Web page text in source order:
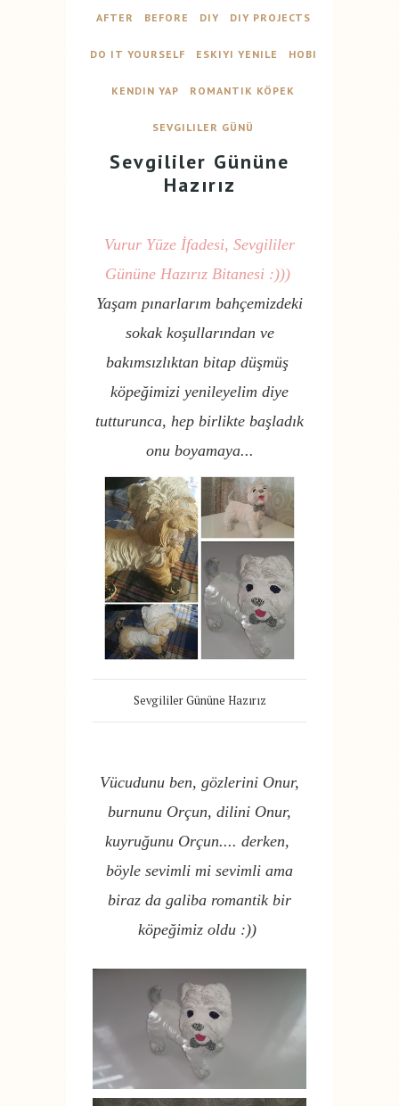
AFTER BEFORE DIY DIY PROJECTS
DO IT YOURSELF ESKIYI YENILE HOBI
KENDIN YAP ROMANTIK KÖPEK
SEVGILILER GÜNÜ
Sevgililer Gününe
Hazırız
Vurur Yüze İfadesi, Sevgililer
Gününe Hazırız Bitanesi :)))
Yaşam pınarlarım bahçemizdeki
sokak koşullarından ve
bakımsızlıktan bitap düşmüş
köpeğimizi yenileyelim diye
tutturunca, hep birlikte başladık
onu boyamaya...
Sevgililer Gününe Hazırız
Vücudunu ben, gözlerini Onur,
burnunu Orçun, dilini Onur,
kuyruğunu Orçun.... derken,
böyle sevimli mi sevimli ama
biraz da galiba romantik bir
köpeğimiz oldu :))